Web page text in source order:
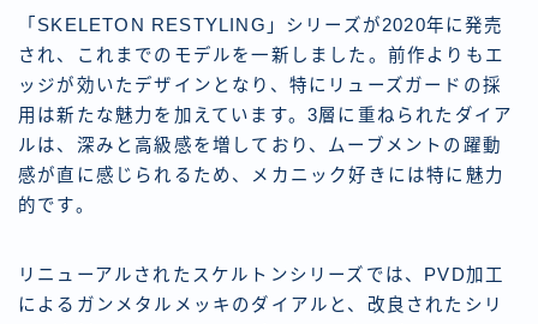
「SKELETON RESTYLING」シリーズが2020年に発売
され、これまでのモデルを一新しました。前作よりもエ
ッジが効いたデザインとなり、特にリューズガードの採
用は新たな魅力を加えています。3層に重ねられたダイア
ルは、深みと高級感を増しており、ムーブメントの躍動
感が直に感じられるため、メカニック好きには特に魅力
的です。
リニューアルされたスケルトンシリーズでは、PVD加工
によるガンメタルメッキのダイアルと、改良されたシリ